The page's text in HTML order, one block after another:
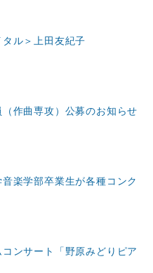
ル＞上田友紀子
作曲専攻）公募のお知らせ
音楽学部卒業生が各種コンク
ンサート「野原みどりピア